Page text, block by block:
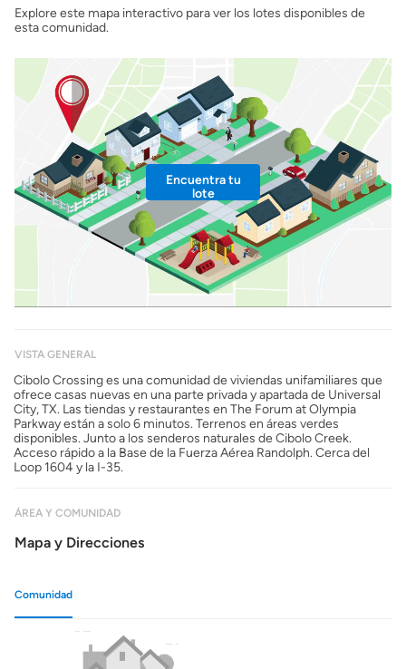
Explore este mapa interactivo para ver los lotes disponibles de
esta comunidad.
Encuentra tu
lote
VISTA GENERAL
Cibolo Crossing es una comunidad de viviendas unifamiliares que
ofrece casas nuevas en una parte privada y apartada de Universal
City, TX. Las tiendas y restaurantes en The Forum at Olympia
Parkway están a solo 6 minutos. Terrenos en áreas verdes
disponibles. Junto a los senderos naturales de Cibolo Creek.
Acceso rápido a la Base de la Fuerza Aérea Randolph. Cerca del
Loop 1604 y la I-35.
ÁREA Y COMUNIDAD
Mapa y Direcciones
Comunidad